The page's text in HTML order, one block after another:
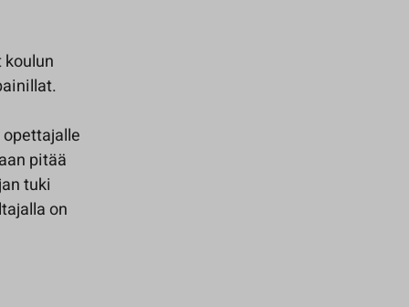
pitää
tuki
on